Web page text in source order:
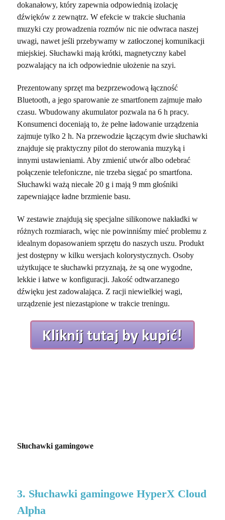
dokanałowy, który zapewnia odpowiednią izolację
dźwięków z zewnątrz. W efekcie w trakcie słuchania
muzyki czy prowadzenia rozmów nic nie odwraca naszej
uwagi, nawet jeśli przebywamy w zatłoczonej komunikacji
miejskiej. Słuchawki mają krótki, magnetyczny kabel
pozwalający na ich odpowiednie ułożenie na szyi.
Prezentowany sprzęt ma bezprzewodową łączność
Bluetooth, a jego sparowanie ze smartfonem zajmuje mało
czasu. Wbudowany akumulator pozwala na 6 h pracy.
Konsumenci doceniają to, że pełne ładowanie urządzenia
zajmuje tylko 2 h. Na przewodzie łączącym dwie słuchawki
znajduje się praktyczny pilot do sterowania muzyką i
innymi ustawieniami. Aby zmienić utwór albo odebrać
połączenie telefoniczne, nie trzeba sięgać po smartfona.
Słuchawki ważą niecałe 20 g i mają 9 mm głośniki
zapewniające ładne brzmienie basu.
W zestawie znajdują się specjalne silikonowe nakładki w
różnych rozmiarach, więc nie powinniśmy mieć problemu z
idealnym dopasowaniem sprzętu do naszych uszu. Produkt
jest dostępny w kilku wersjach kolorystycznych. Osoby
użytkujące te słuchawki przyznają, że są one wygodne,
lekkie i łatwe w konfiguracji. Jakość odtwarzanego
dźwięku jest zadowalająca. Z racji niewielkiej wagi,
urządzenie jest niezastąpione w trakcie treningu.
Słuchawki gamingowe
3. Słuchawki gamingowe HyperX Cloud
Alpha